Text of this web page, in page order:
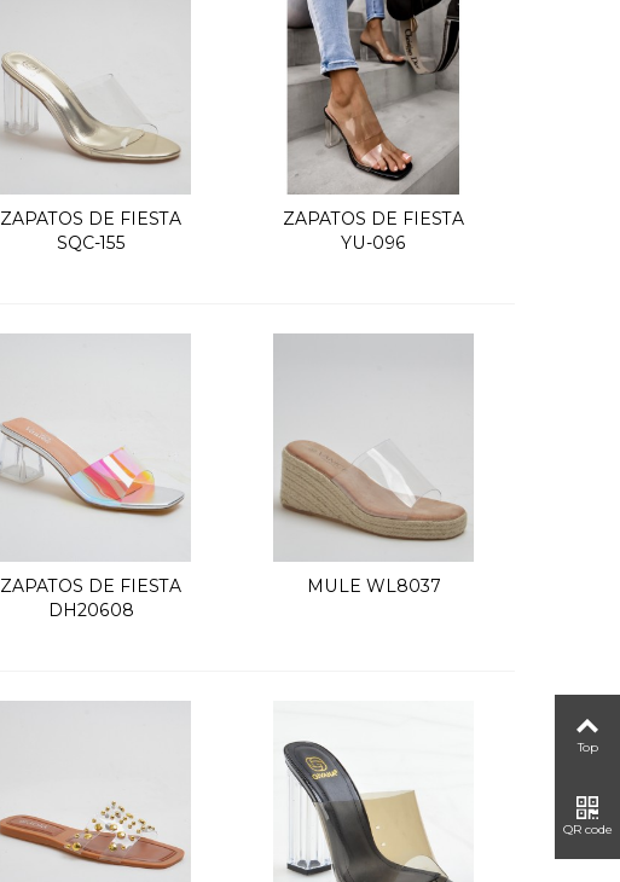
Quick view
ZAPATOS DE FIESTA
SQC-155
Quick view
ZAPATOS DE FIESTA
YU-096
Quick view
ZAPATOS DE FIESTA
DH20608
Quick view
MULE WL8037
Top
QR code